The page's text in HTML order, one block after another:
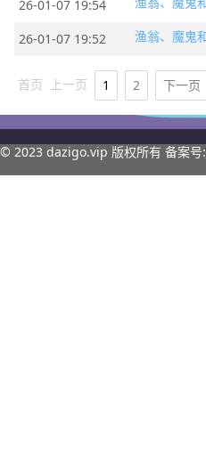
26-01-07 19:54
26-01-07 19:52
首页 上一页 1 2 下一页
© 2023 dazigo.vip 版权所有 备案号: